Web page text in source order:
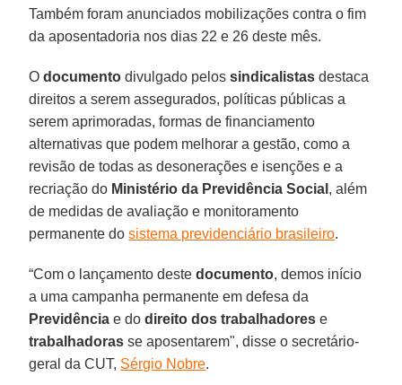
Também foram anunciados mobilizações contra o fim
da aposentadoria nos dias 22 e 26 deste mês.
Odocumento divulgado pelossindicalistas destaca
direitos a serem assegurados, políticas públicas a
serem aprimoradas, formas de financiamento
alternativas que podem melhorar a gestão, como a
revisão de todas as desonerações e isenções e a
recriação do Ministério da Previdência Social , além
de medidas de avaliação e monitoramento
permanente dosistema previdenciário brasileiro.
“Com o lançamento destedocumento, demos início
a uma campanha permanente em defesa da
Previdência e dodireito dos trabalhadores e
trabalhadoras se aposentarem", disse o secretário-
geral da CUT, Sérgio Nobre.